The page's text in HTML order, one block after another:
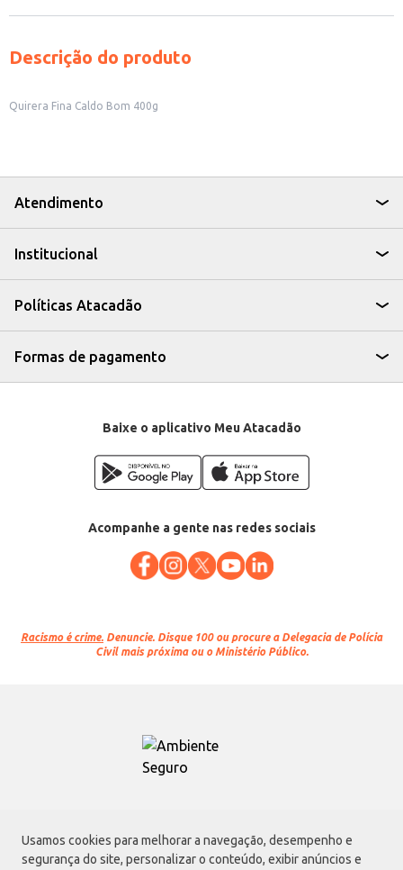
Usamos cookies para melhorar a navegação, desempenho e
segurança do site, personalizar o conteúdo, exibir anúncios e
Descrição do produto
Quirera Fina Caldo Bom 400g
Atendimento
Institucional
Políticas Atacadão
Formas de pagamento
Baixe o aplicativo Meu Atacadão
Acompanhe a gente nas redes sociais
Racismo é crime. Denuncie. Disque 100 ou procure a Delegacia de Polícia
Civil mais próxima ou o Ministério Público.
Atacadão S.A.
Avenida Morvan Dias de Figueiredo, 6169, Vila Maria, São Paulo - SP | CEP
02170-901 | CNPJ: 75.315.333/0001-09